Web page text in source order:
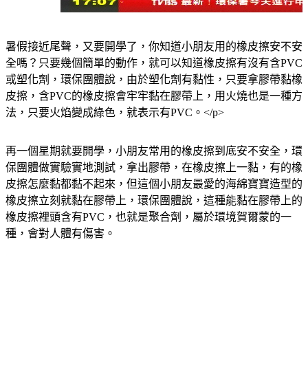
暑假接近尾聲，又要開學了，你知道小朋友用的橡皮擦安不安
全嗎？只要幾個簡單的動作，就可以知道橡皮擦有沒有含PVC
或塑化劑，環保團體說，由於塑化劑有黏性，只要拿膠帶黏橡
皮擦，含PVC的橡皮擦會牢牢黏在膠帶上，用火燒也是一種方
法，只要火焰變成綠色，就表示有PVC。</p>
再一個星期就要開學，小朋友常用的橡皮擦到底安不安全，環
保團體做實驗實地測試，拿出膠帶，在橡皮擦上一黏，有的橡
皮擦怎麼黏都黏不起來，但這個小朋友最愛的海綿寶寶造型的
橡皮擦立刻就黏在膠帶上，環保團體說，這種能黏在膠帶上的
橡皮擦裡頭含有PVC，也就是聚合劑，屬於環境賀爾蒙的一
種，會對人體有傷害。